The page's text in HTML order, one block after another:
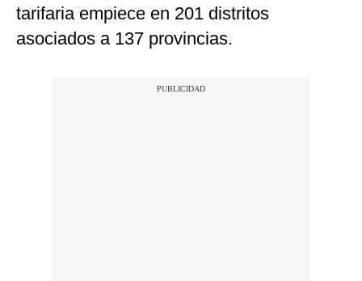
tarifaria empiece en 201 distritos
asociados a 137 provincias.